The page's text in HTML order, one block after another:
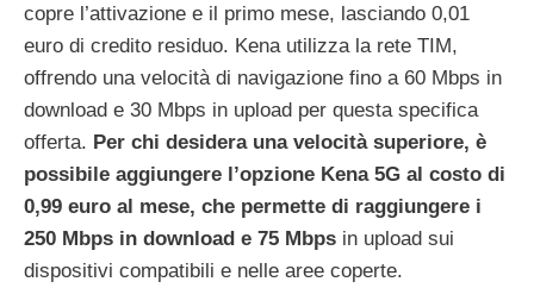
copre l’attivazione e il primo mese, lasciando 0,01
euro di credito residuo. Kena utilizza la rete TIM,
offrendo una velocità di navigazione fino a 60 Mbps in
download e 30 Mbps in upload per questa specifica
offerta. Per chi desidera una velocità superiore, è
possibile aggiungere l’opzione Kena 5G al costo di
0,99 euro al mese, che permette di raggiungere i
250 Mbps in download e 75 Mbps in upload sui
dispositivi compatibili e nelle aree coperte.